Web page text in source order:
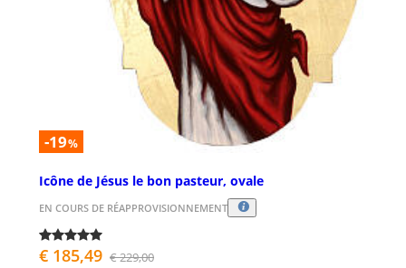
-19%
Icône de Jésus le bon pasteur, ovale
EN COURS DE RÉAPPROVISIONNEMENT
€ 185,49 € 229,00